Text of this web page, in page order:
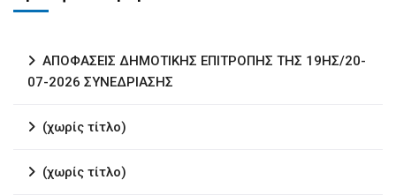
ΑΠΟΦΑΣΕΙΣ ΔΗΜΟΤΙΚΗΣ ΕΠΙΤΡΟΠΗΣ ΤΗΣ 19ΗΣ/20-
07-2026 ΣΥΝΕΔΡΙΑΣΗΣ
(χωρίς τίτλο)
(χωρίς τίτλο)